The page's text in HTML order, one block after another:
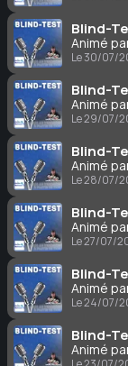
Blind-
Animé
Le 30/07/
Blind-
Animé
Le 29/07/
Blind-
Animé
Le 28/07/
Blind-
Animé
Le 27/07/
Blind-
Animé
Le 24/07/
Blind-
Animé